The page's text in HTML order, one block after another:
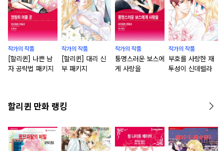
작가의 작품
[할리퀸] 나쁜 남
자 공략법 패키지
작가의 작품
[할리퀸] 대리 신
부 패키지
작가의 작품
퉁명스러운 보스에
게 사랑을
작가의 작품
부호를 사랑한 재
투성이 신데렐라
할리퀸 만화 랭킹